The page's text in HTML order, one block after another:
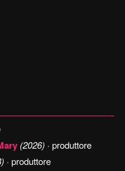
(2026) · produttore
· produttore